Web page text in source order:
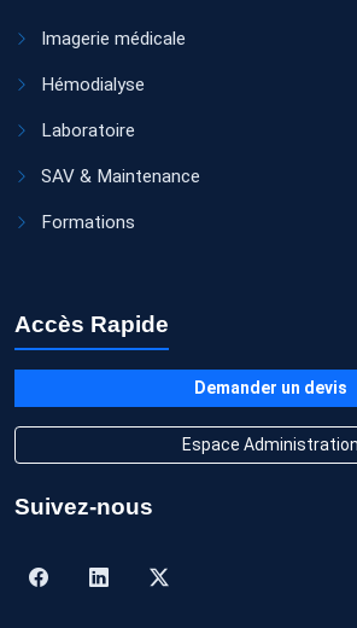
Imagerie médicale
Hémodialyse
Laboratoire
SAV & Maintenance
Formations
Accès Rapide
Demander un devis
Espace Administration
Suivez-nous